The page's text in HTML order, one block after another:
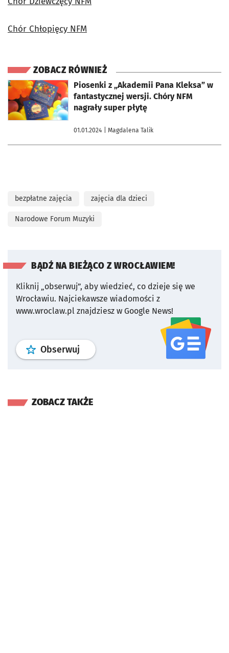
Chór Chłopięcy NFM
ZOBACZ RÓWNIEŻ
Piosenki z „Akademii Pana Kleksa” w
fantastycznej wersji. Chóry NFM
nagrały super płytę
01.01.2024 | Magdalena Talik
otworzy się w nowej karcie
bezpłatne zajęcia zajęcia dla dzieci
Narodowe Forum Muzyki
BĄDŹ NA BIEŻĄCO Z WROCŁAWIEM!
Kliknij „obserwuj”, aby wiedzieć, co dzieje się we
Wrocławiu. Najciekawsze wiadomości z
www.wroclaw.pl znajdziesz w Google News!
Obserwuj profil serwisu
ZOBACZ TAKŻE